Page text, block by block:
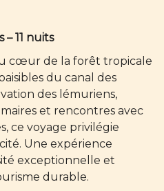
– 11 nuits
cœur de la forêt tropicale
du canal des
des lémuriens,
et rencontres avec
ce voyage privilégie
Une expérience
exceptionnelle et
durable.